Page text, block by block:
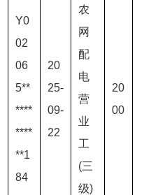
Y0
02
06
5**
****
****
**1
84
20
25-
09-
22
农
网
配
电
营
业
工
(三
级)
20
00